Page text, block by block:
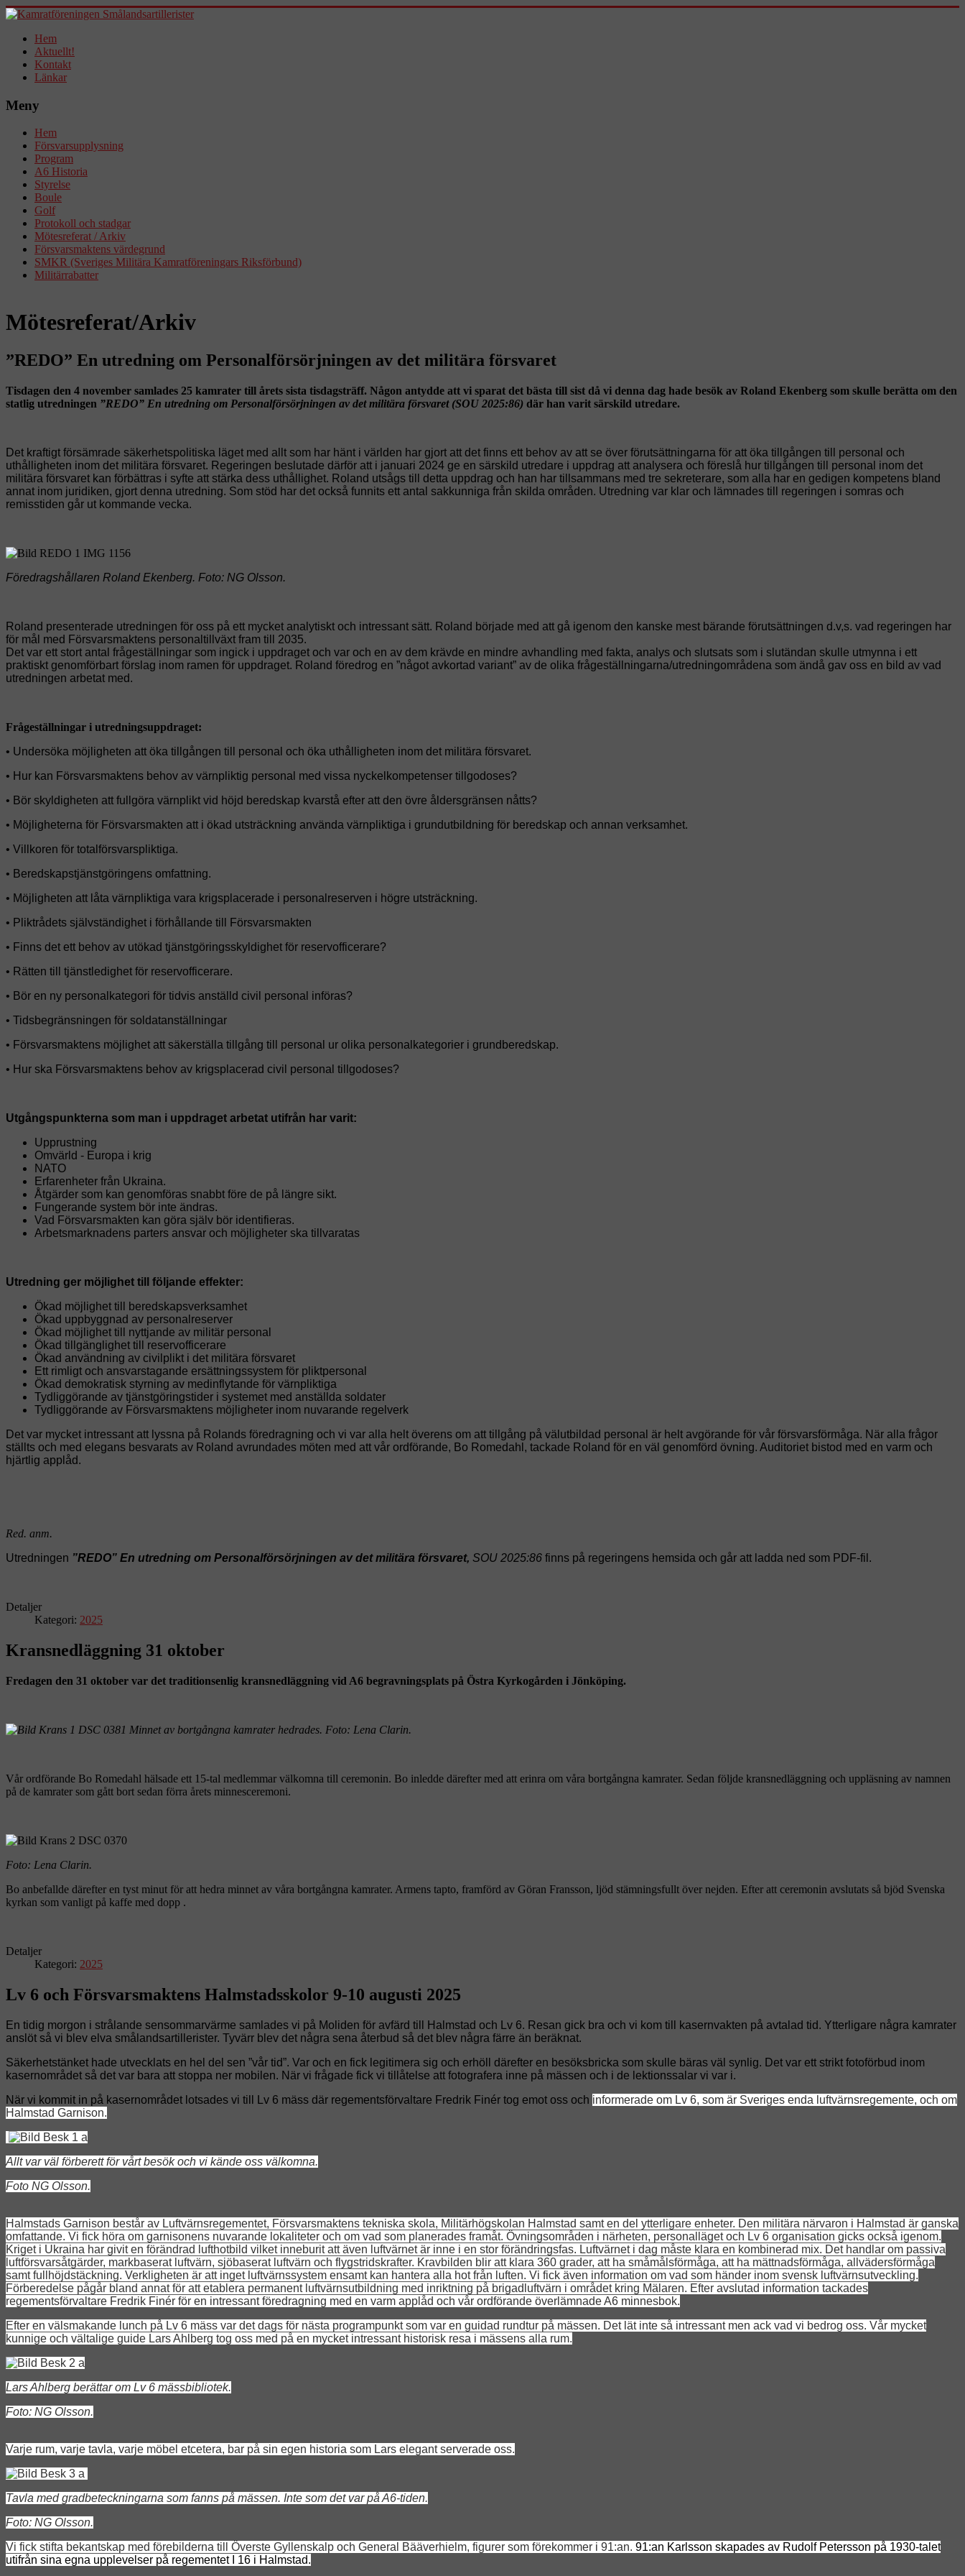
Hem
Aktuellt!
Kontakt
Länkar
Meny
Hem
Försvarsupplysning
Program
A6 Historia
Styrelse
Boule
Golf
Protokoll och stadgar
Mötesreferat / Arkiv
Försvarsmaktens värdegrund
SMKR (Sveriges Militära Kamratföreningars Riksförbund)
Militärrabatter
Mötesreferat/Arkiv
”REDO” En utredning om Personalförsörjningen av det militära försvaret
Tisdagen den 4 november samlades 25 kamrater till årets sista tisdagsträff. Någon antydde att vi sparat det bästa till sist då vi denna dag hade besök av Roland Ekenberg som skulle berätta om den
statlig utredningen ”REDO” En utredning om Personalförsörjningen av det militära försvaret (SOU 2025:86) där han varit särskild utredare.
Det kraftigt försämrade säkerhetspolitiska läget med allt som har hänt i världen har gjort att det finns ett behov av att se över förutsättningarna för att öka tillgången till personal och
uthålligheten inom det militära försvaret. Regeringen beslutade därför att i januari 2024 ge en särskild utredare i uppdrag att analysera och föreslå hur tillgången till personal inom det
militära försvaret kan förbättras i syfte att stärka dess uthållighet. Roland utsågs till detta uppdrag och han har tillsammans med tre sekreterare, som alla har en gedigen kompetens bland
annat inom juridiken, gjort denna utredning. Som stöd har det också funnits ett antal sakkunniga från skilda områden. Utredning var klar och lämnades till regeringen i somras och
remisstiden går ut kommande vecka.
Föredragshållaren Roland Ekenberg. Foto: NG Olsson.
Roland presenterade utredningen för oss på ett mycket analytiskt och intressant sätt. Roland började med att gå igenom den kanske mest bärande förutsättningen d.v,s. vad regeringen har
för mål med Försvarsmaktens personaltillväxt fram till 2035.
Det var ett stort antal frågeställningar som ingick i uppdraget och var och en av dem krävde en mindre avhandling med fakta, analys och slutsats som i slutändan skulle utmynna i ett
praktiskt genomförbart förslag inom ramen för uppdraget. Roland föredrog en ”något avkortad variant” av de olika frågeställningarna/utredningområdena som ändå gav oss en bild av vad
utredningen arbetat med.
Frågeställningar i utredningsuppdraget:
• Undersöka möjligheten att öka tillgången till personal och öka uthålligheten inom det militära försvaret.
• Hur kan Försvarsmaktens behov av värnpliktig personal med vissa nyckelkompetenser tillgodoses?
• Bör skyldigheten att fullgöra värnplikt vid höjd beredskap kvarstå efter att den övre åldersgränsen nåtts?
• Möjligheterna för Försvarsmakten att i ökad utsträckning använda värnpliktiga i grundutbildning för beredskap och annan verksamhet.
• Villkoren för totalförsvarspliktiga.
• Beredskapstjänstgöringens omfattning.
• Möjligheten att låta värnpliktiga vara krigsplacerade i personalreserven i högre utsträckning.
• Pliktrådets självständighet i förhållande till Försvarsmakten
• Finns det ett behov av utökad tjänstgöringsskyldighet för reservofficerare?
• Rätten till tjänstledighet för reservofficerare.
• Bör en ny personalkategori för tidvis anställd civil personal införas?
• Tidsbegränsningen för soldatanställningar
• Försvarsmaktens möjlighet att säkerställa tillgång till personal ur olika personalkategorier i grundberedskap.
• Hur ska Försvarsmaktens behov av krigsplacerad civil personal tillgodoses?
Utgångspunkterna som man i uppdraget arbetat utifrån har varit:
Upprustning
Omvärld - Europa i krig
NATO
Erfarenheter från Ukraina.
Åtgärder som kan genomföras snabbt före de på längre sikt.
Fungerande system bör inte ändras.
Vad Försvarsmakten kan göra själv bör identifieras.
Arbetsmarknadens parters ansvar och möjligheter ska tillvaratas
Utredning ger möjlighet till följande effekter:
Ökad möjlighet till beredskapsverksamhet
Ökad uppbyggnad av personalreserver
Ökad möjlighet till nyttjande av militär personal
Ökad tillgänglighet till reservofficerare
Ökad användning av civilplikt i det militära försvaret
Ett rimligt och ansvarstagande ersättningssystem för pliktpersonal
Ökad demokratisk styrning av medinflytande för värnpliktiga
Tydliggörande av tjänstgöringstider i systemet med anställda soldater
Tydliggörande av Försvarsmaktens möjligheter inom nuvarande regelverk
Det var mycket intressant att lyssna på Rolands föredragning och vi var alla helt överens om att tillgång på välutbildad personal är helt avgörande för vår försvarsförmåga. När alla frågor
ställts och med elegans besvarats av Roland avrundades möten med att vår ordförande, Bo Romedahl, tackade Roland för en väl genomförd övning. Auditoriet bistod med en varm och
hjärtlig applåd.
Red. anm.
Utredningen ”REDO” En utredning om Personalförsörjningen av det militära försvaret, SOU 2025:86 finns på regeringens hemsida och går att ladda ned som PDF-fil.
Detaljer
Kategori: 2025
Kransnedläggning 31 oktober
Fredagen den 31 oktober var det traditionsenlig kransnedläggning vid A6 begravningsplats på Östra Kyrkogården i Jönköping.
Minnet av bortgångna kamrater hedrades. Foto: Lena Clarin.
Vår ordförande Bo Romedahl hälsade ett 15-tal medlemmar välkomna till ceremonin. Bo inledde därefter med att erinra om våra bortgångna kamrater. Sedan följde kransnedläggning och uppläsning av namnen
på de kamrater som gått bort sedan förra årets minnesceremoni.
Foto: Lena Clarin.
Bo anbefallde därefter en tyst minut för att hedra minnet av våra bortgångna kamrater. Armens tapto, framförd av Göran Fransson, ljöd stämningsfullt över nejden. Efter att ceremonin avslutats så bjöd Svenska
kyrkan som vanligt på kaffe med dopp .
Detaljer
Kategori: 2025
Lv 6 och Försvarsmaktens Halmstadsskolor 9-10 augusti 2025
En tidig morgon i strålande sensommarvärme samlades vi på Moliden för avfärd till Halmstad och Lv 6. Resan gick bra och vi kom till kasernvakten på avtalad tid. Ytterligare några kamrater
anslöt så vi blev elva smålandsartillerister. Tyvärr blev det några sena återbud så det blev några färre än beräknat.
Säkerhetstänket hade utvecklats en hel del sen ”vår tid”. Var och en fick legitimera sig och erhöll därefter en besöksbricka som skulle bäras väl synlig. Det var ett strikt fotoförbud inom
kasernområdet så det var bara att stoppa ner mobilen. När vi frågade fick vi tillåtelse att fotografera inne på mässen och i de lektionssalar vi var i.
När vi kommit in på kasernområdet lotsades vi till Lv 6 mäss där regementsförvaltare Fredrik Finér tog emot oss och informerade om Lv 6, som är Sveriges enda luftvärnsregemente, och om
Halmstad Garnison.
Allt var väl förberett för vårt besök och vi kände oss välkomna.
Foto NG Olsson.
Halmstads Garnison består av Luftvärnsregementet, Försvarsmaktens tekniska skola, Militärhögskolan Halmstad samt en del ytterligare enheter. Den militära närvaron i Halmstad är ganska
omfattande. Vi fick höra om garnisonens nuvarande lokaliteter och om vad som planerades framåt. Övningsområden i närheten, personalläget och Lv 6 organisation gicks också igenom.
Kriget i Ukraina har givit en förändrad lufthotbild vilket inneburit att även luftvärnet är inne i en stor förändringsfas. Luftvärnet i dag måste klara en kombinerad mix. Det handlar om passiva
luftförsvarsåtgärder, markbaserat luftvärn, sjöbaserat luftvärn och flygstridskrafter. Kravbilden blir att klara 360 grader, att ha småmålsförmåga, att ha mättnadsförmåga, allvädersförmåga
samt fullhöjdstäckning. Verkligheten är att inget luftvärnssystem ensamt kan hantera alla hot från luften. Vi fick även information om vad som händer inom svensk luftvärnsutveckling.
Förberedelse pågår bland annat för att etablera permanent luftvärnsutbildning med inriktning på brigadluftvärn i området kring Mälaren. Efter avslutad information tackades
regementsförvaltare Fredrik Finér för en intressant föredragning med en varm applåd och vår ordförande överlämnade A6 minnesbok.
Efter en välsmakande lunch på Lv 6 mäss var det dags för nästa programpunkt som var en guidad rundtur på mässen. Det lät inte så intressant men ack vad vi bedrog oss. Vår mycket
kunnige och vältalige guide Lars Ahlberg tog oss med på en mycket intressant historisk resa i mässens alla rum.
Lars Ahlberg berättar om Lv 6 mässbibliotek.
Foto: NG Olsson.
Varje rum, varje tavla, varje möbel etcetera, bar på sin egen historia som Lars elegant serverade oss.
Tavla med gradbeteckningarna som fanns på mässen. Inte som det var på A6-tiden.
Foto: NG Olsson.
Vi fick stifta bekantskap med förebilderna till Överste Gyllenskalp och General Bääverhielm, figurer som förekommer i 91:an. 91:an Karlsson skapades av Rudolf Petersson på 1930-talet
utifrån sina egna upplevelser på regementet I 16 i Halmstad.